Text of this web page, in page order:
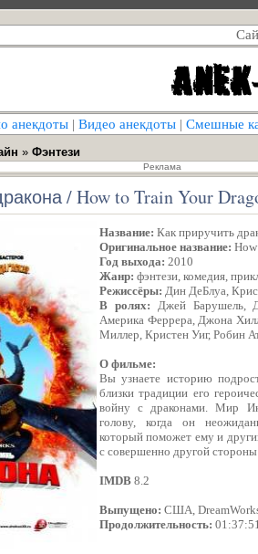
анекдоты | Видео анекдоты | Смешные
» Фэнтези
Реклама
/ How to Train Your
Название: Как приручить
Оригинальное название:
Год выхода: 2010
Жанр: фэнтези, комедия,
Режиссёры: Дин ДеБлуа,
В ролях: Джей Барушель,
Америка Феррера, Джона
Миллер, Кристен Уиг, Робин
О фильме:
Вы узнаете историю
близки традиции его
войну с драконами. Мир
голову, когда он
который поможет ему и
с совершенно другой
IMDB 8.2
Выпущено: США,
Продолжительность: